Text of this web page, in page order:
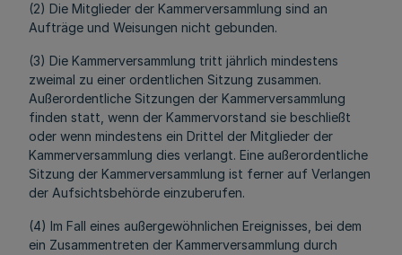
(2) Die Mitglieder der Kammerversammlung sind an
Aufträge und Weisungen nicht gebunden.
(3) Die Kammerversammlung tritt jährlich mindestens
zweimal zu einer ordentlichen Sitzung zusammen.
Außerordentliche Sitzungen der Kammerversammlung
finden statt, wenn der Kammervorstand sie beschließt
oder wenn mindestens ein Drittel der Mitglieder der
Kammerversammlung dies verlangt. Eine außerordentliche
Sitzung der Kammerversammlung ist ferner auf Verlangen
der Aufsichtsbehörde einzuberufen.
(4) Im Fall eines außergewöhnlichen Ereignisses, bei dem
ein Zusammentreten der Kammerversammlung durch